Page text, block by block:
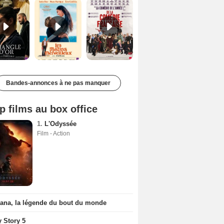
Bandes-annonces à ne pas manquer
films au box office
1. L'Odyssée
Film - Action
la légende du bout du monde
Story 5